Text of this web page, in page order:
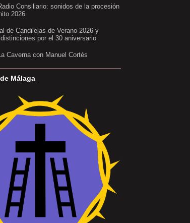
Consiliario: sonidos de la procesión
2026
de Candilejas de Verano 2026 y
por el 30 aniversario
Caverna con Manuel Cortés
Málaga